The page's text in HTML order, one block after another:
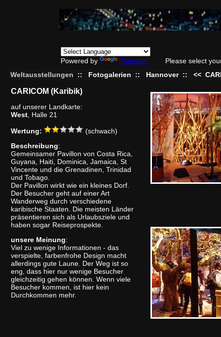
Powered by Translate
Please select
Weltausstellungen
:: Fotogalerien :: Hannover :: <<
CARICOM (Karibik)
auf unserer Landkarte:
West , Halle 21
Wertung:
(schwach)
Beschreibung:
Gemeinsamer Pavillon von Costa Rica,
Guyana, Haiti, Dominica, Jamaica, St
Vincente und die Grenadinen, Trinidad
und Tobago.
Der Pavillon wirkt wie ein kleines Dorf.
Der Besucher geht auf einer Art
Wanderweg durch verschiedene
karibische Staaten. Die meisten Länder
präsentieren sich als Urlaubsziele und
haben sogar Reiseprospekte.
unsere Meinung:
Viel zu wenige Informationen - das
verspielte, farbenfrohe Design macht
allerdings gute Laune. Der Weg ist so
eng, dass hier nur wenige Besucher
gleichzeitig gehen können. Wenn viele
Besucher kommen, ist hier kein
Durchkommen mehr.